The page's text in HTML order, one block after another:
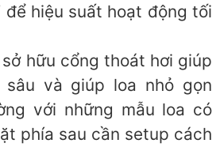
hiệu suất hoạt động tối
hữu cổng thoát hơi giúp
sâu và giúp loa nhỏ gọn
với những mẫu loa có
phía sau cần setup cách